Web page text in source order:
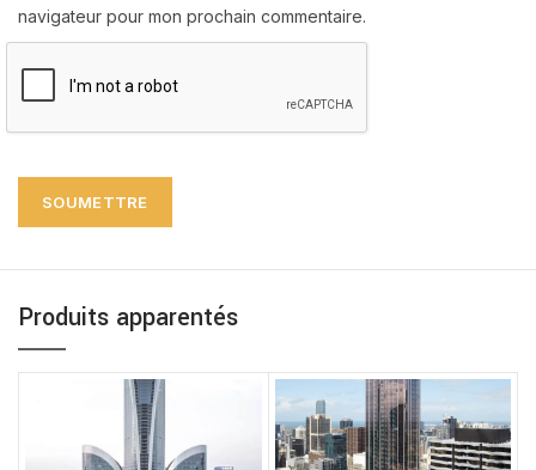
navigateur pour mon prochain commentaire.
Produits apparentés